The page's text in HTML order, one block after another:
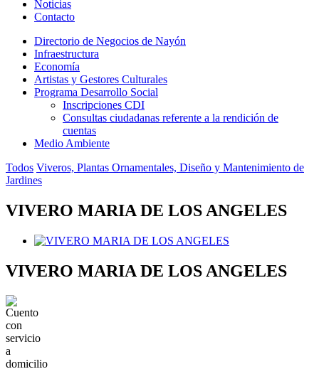
Noticias
Contacto
Directorio de Negocios de Nayón
Infraestructura
Economía
Artistas y Gestores Culturales
Programa Desarrollo Social
Inscripciones CDI
Consultas ciudadanas referente a la rendición de
cuentas
Medio Ambiente
Todos Viveros, Plantas Ornamentales, Diseño y Mantenimiento de
Jardines
VIVERO MARIA DE LOS ANGELES
VIVERO MARIA DE LOS ANGELES